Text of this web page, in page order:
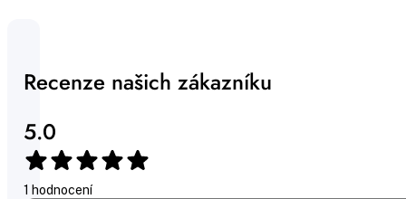
Recenze našich zákazníku
5.0
1 hodnocení